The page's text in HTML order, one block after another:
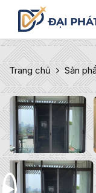
Trang chủ Sản